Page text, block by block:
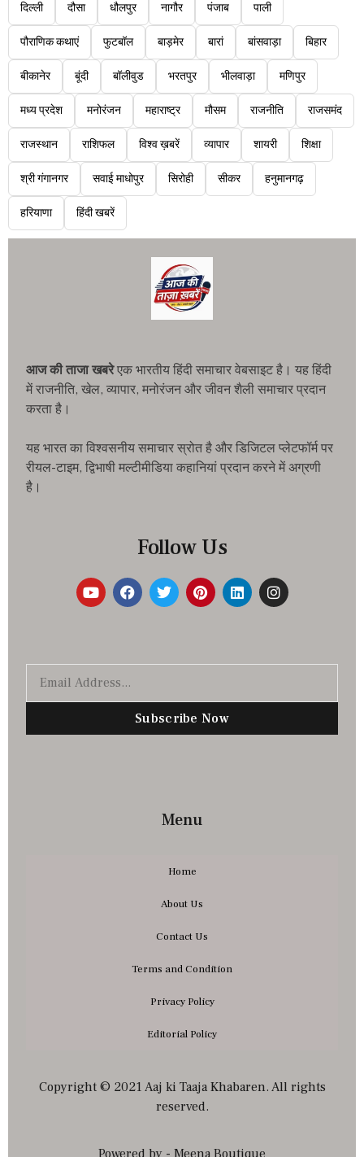
दिल्ली दौसा धौलपुर नागौर पंजाब पाली
पौराणिक कथाएं फुटबॉल बाड़मेर बारां बांसवाड़ा बिहार
बीकानेर बूंदी बॉलीवुड भरतपुर भीलवाड़ा मणिपुर
मध्य प्रदेश मनोरंजन महाराष्ट्र मौसम राजनीति राजसमंद
राजस्थान राशिफल विश्व ख़बरें व्यापार शायरी शिक्षा
श्री गंगानगर सवाई माधोपुर सिरोही सीकर हनुमानगढ़
हरियाणा हिंदी खबरें
आज की ताजा खबरेएक भारतीय हिंदी समाचार वेबसाइट है। यह हिंदी
में राजनीति, खेल, व्यापार, मनोरंजन और जीवन शैली समाचार प्रदान
करता है।
यह भारत का विश्वसनीय समाचार स्रोत है और डिजिटल प्लेटफॉर्म पर
रीयल-टाइम, द्विभाषी मल्टीमीडिया कहानियां प्रदान करने में अग्रणी
है।
Follow Us
Subscribe Now
Menu
Home
About Us
Contact Us
Terms and Condition
Privacy Policy
Editorial Policy
Copyright © 2021 Aaj ki Taaja Khabaren. All rights
reserved.
Powered by - Meena Boutique